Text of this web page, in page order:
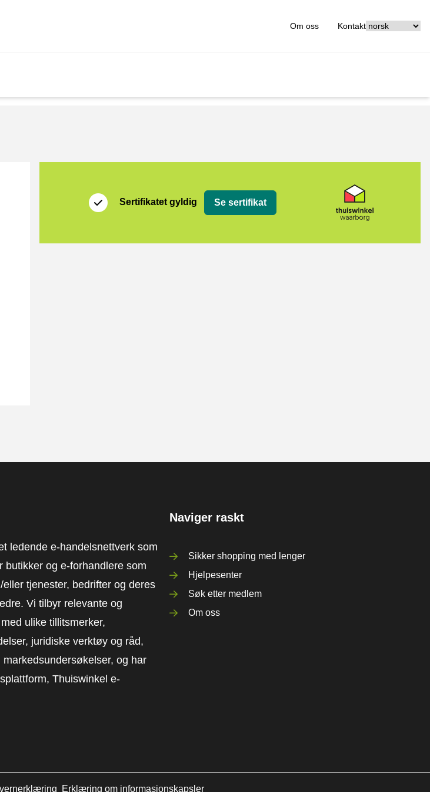
Om oss Kontakt
Sertifikatet gyldig Se sertifikat
ledende e-handelsnettverk som
butikker og e-forhandlere som
tjenester, bedrifter og deres
Vi tilbyr relevante og
ulike tillitsmerker,
juridiske verktøy og råd,
og har
Thuiswinkel e-
Naviger raskt
Sikker shopping med lenger
Hjelpesenter
Søk etter medlem
Om oss
Erklæring om informasjonskapsler